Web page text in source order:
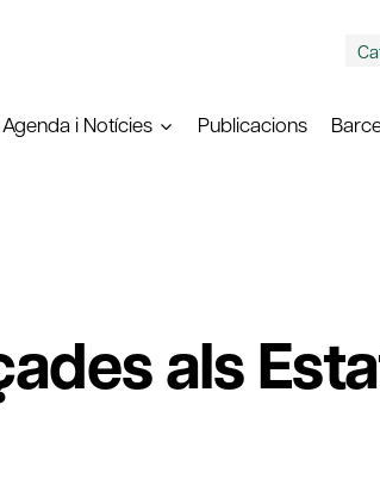
Agenda i Notícies Publicacions
als